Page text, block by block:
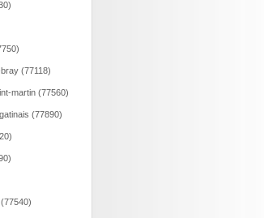
(77118)
martin (77560)
(77890)